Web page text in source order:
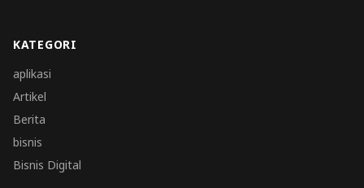
KATEGORI
aplikasi
Artikel
Berita
bisnis
Bisnis Digital